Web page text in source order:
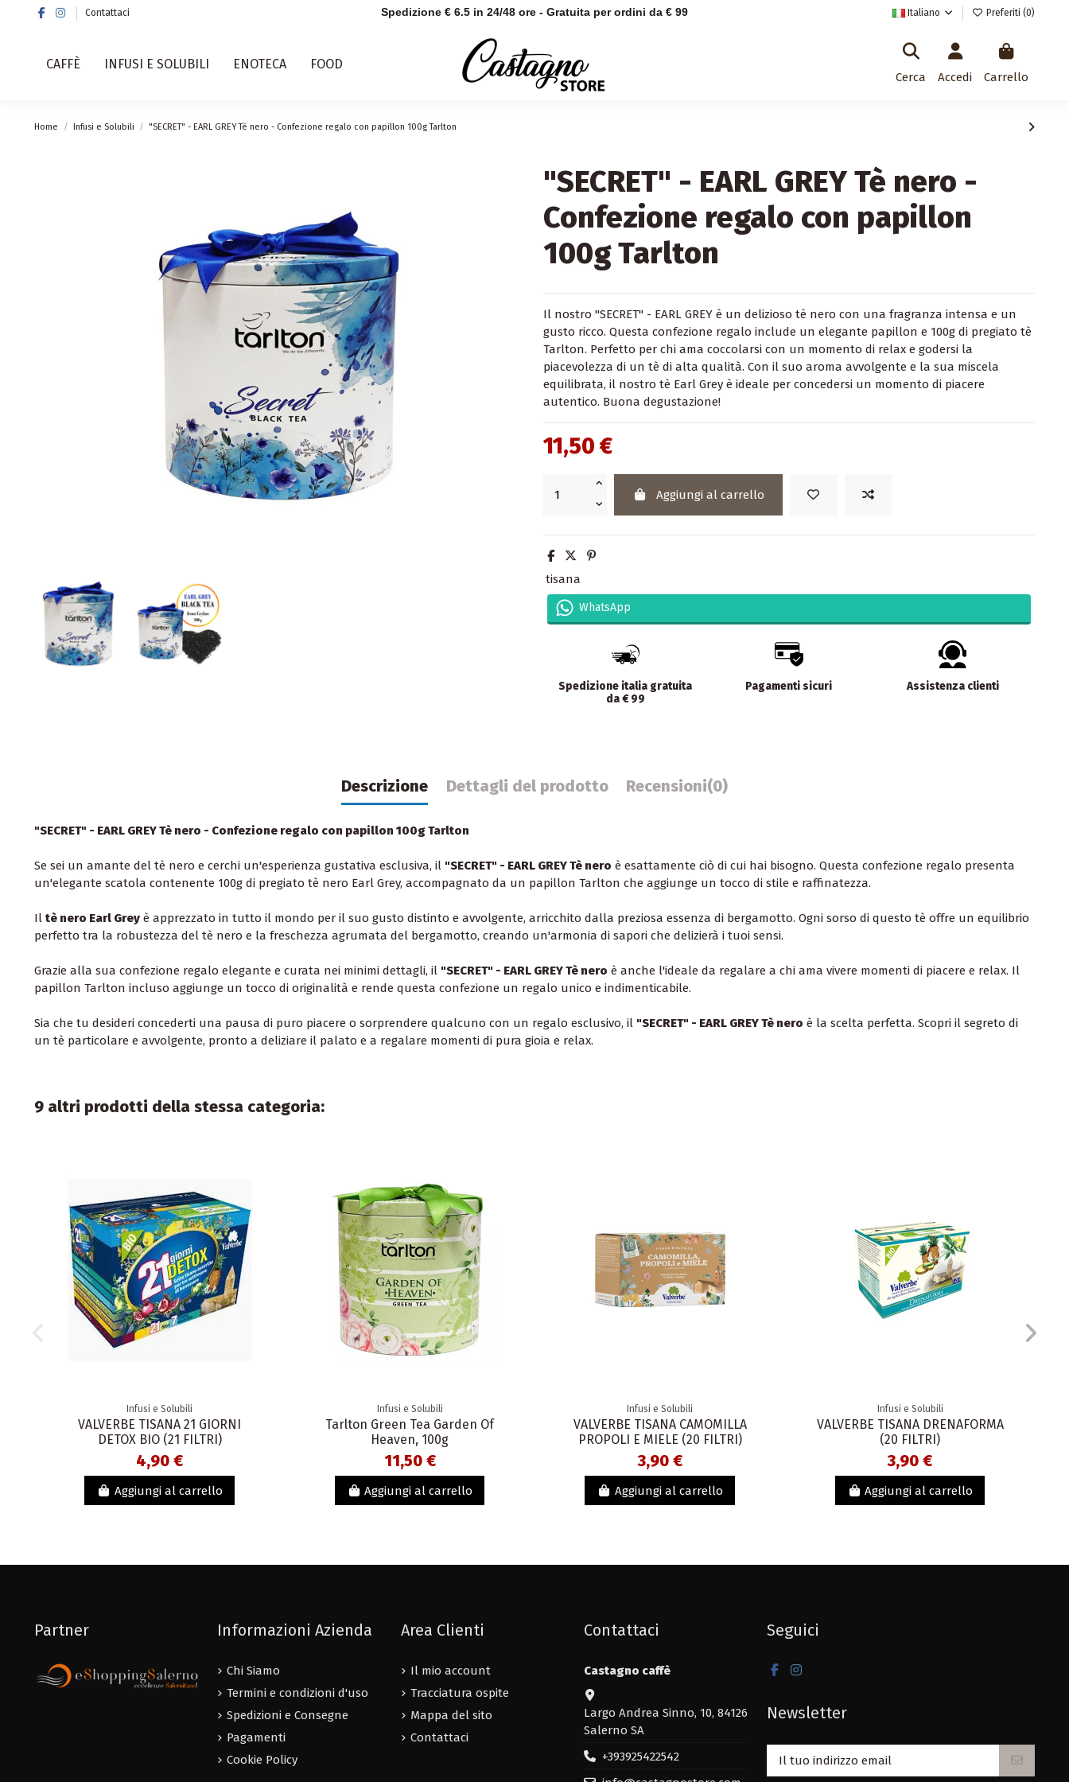
Contattaci Spedizione € 6.5 in 24/48 ore - Gratuita per ordini da € 99 Italiano Preferiti (0)
CAFFÈ INFUSI E SOLUBILI ENOTECA FOOD
Cerca Accedi Carrello
Home Infusi e Solubili "SECRET" - EARL GREY Tè nero - Confezione regalo con papillon 100g Tarlton
"SECRET" - EARL GREY Tè nero -
Confezione regalo con papillon
100g Tarlton
Il nostro "SECRET" - EARL GREY è un delizioso tè nero con una fragranza intensa e un
gusto ricco. Questa confezione regalo include un elegante papillon e 100g di pregiato tè
Tarlton. Perfetto per chi ama coccolarsi con un momento di relax e godersi la
piacevolezza di un tè di alta qualità. Con il suo aroma avvolgente e la sua miscela
equilibrata, il nostro tè Earl Grey è ideale per concedersi un momento di piacere
autentico. Buona degustazione!
11,50 €
Aggiungi al carrello
tisana
WhatsApp
Spedizione italia gratuita
da € 99
Pagamenti sicuri Assistenza clienti
Descrizione Dettagli del prodotto Recensioni(0)
"SECRET" - EARL GREY Tè nero - Confezione regalo con papillon 100g Tarlton
Se sei un amante del tè nero e cerchi un'esperienza gustativa esclusiva, il "SECRET" - EARL GREY Tè nero è esattamente ciò di cui hai bisogno. Questa confezione regalo presenta
un'elegante scatola contenente 100g di pregiato tè nero Earl Grey, accompagnato da un papillon Tarlton che aggiunge un tocco di stile e raffinatezza.
Iltè nero Earl Grey è apprezzato in tutto il mondo per il suo gusto distinto e avvolgente, arricchito dalla preziosa essenza di bergamotto. Ogni sorso di questo tè offre un equilibrio
perfetto tra la robustezza del tè nero e la freschezza agrumata del bergamotto, creando un'armonia di sapori che delizierà i tuoi sensi.
Grazie alla sua confezione regalo elegante e curata nei minimi dettagli, il "SECRET" - EARL GREY Tè nero è anche l'ideale da regalare a chi ama vivere momenti di piacere e relax. Il
papillon Tarlton incluso aggiunge un tocco di originalità e rende questa confezione un regalo unico e indimenticabile.
Sia che tu desideri concederti una pausa di puro piacere o sorprendere qualcuno con un regalo esclusivo, il "SECRET" - EARL GREY Tè nero è la scelta perfetta. Scopri il segreto di
un tè particolare e avvolgente, pronto a deliziare il palato e a regalare momenti di pura gioia e relax.
9 altri prodotti della stessa categoria:
Infusi e Solubili
VALVERBE TISANA 21 GIORNI
DETOX BIO (21 FILTRI)
4,90 €
Aggiungi al carrello
Infusi e Solubili
Tarlton Green Tea Garden Of
Heaven, 100g
11,50 €
Aggiungi al carrello
Infusi e Solubili
VALVERBE TISANA CAMOMILLA
PROPOLI E MIELE (20 FILTRI)
3,90 €
Aggiungi al carrello
Infusi e Solubili
VALVERBE TISANA DRENAFORMA
(20 FILTRI)
3,90 €
Aggiungi al carrello
Partner Informazioni Azienda
Chi Siamo
Termini e condizioni d'uso
Spedizioni e Consegne
Pagamenti
Cookie Policy
Area Clienti
Il mio account
Tracciatura ospite
Mappa del sito
Contattaci
Contattaci
Castagno caffè
Largo Andrea Sinno, 10, 84126
Salerno SA
+393925422542
Seguici
Newsletter